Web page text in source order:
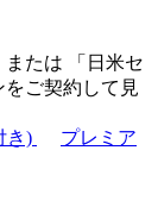
または 「 日米セ
をご契約して見
き)
プレミア